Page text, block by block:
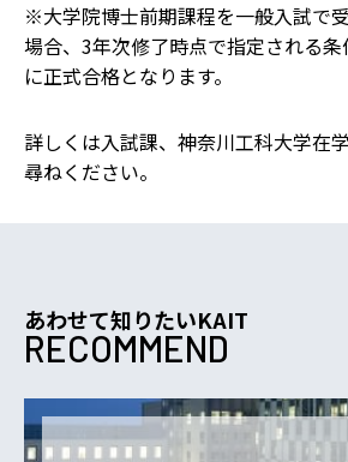
※大学院博士前期課程を一般入試で
場合、3年次修了時点で指定される
に正式合格となります。
詳しくは入試課、神奈川工科大学在
尋ねください。
あわせて知りたいKAIT
RECOMMEND